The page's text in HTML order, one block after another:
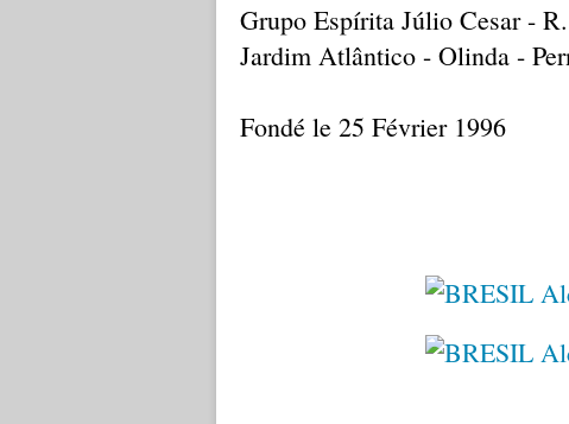
Grupo Espírita Júlio Cesar -
Jardim Atlântico - Olinda -
Fondé le 25 Février 1996